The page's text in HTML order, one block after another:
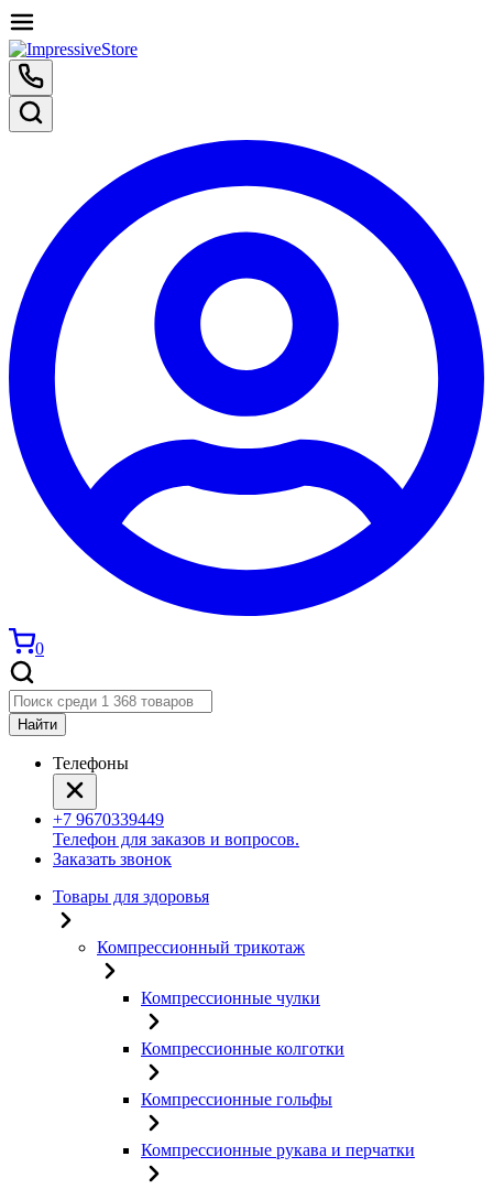
0
Найти
Телефоны
+7 9670339449
Телефон для заказов и вопросов.
Заказать звонок
Товары для здоровья
Компрессионный трикотаж
Компрессионные чулки
Компрессионные колготки
Компрессионные гольфы
Компрессионные рукава и перчатки